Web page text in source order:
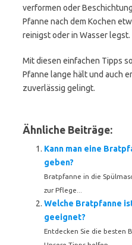
verformen oder
Pfanne nach dem Kochen
reinigst oder in Wasser legst.
Mit diesen einfachen Tipps
Pfanne lange hält und auch
zuverlässig gelingt.
Ähnliche Beiträge:
Kann man eine
geben?
Bratpfanne in die
zur Pflege...
Welche Bratpfanne
geeignet?
Entdecken Sie die besten